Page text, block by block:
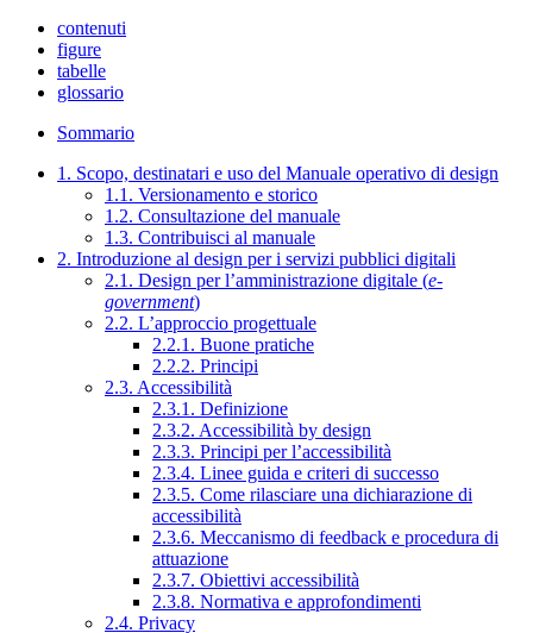
contenuti
figure
tabelle
glossario
Sommario
1. Scopo, destinatari e uso del Manuale operativo di design
1.1. Versionamento e storico
1.2. Consultazione del manuale
1.3. Contribuisci al manuale
2. Introduzione al design per i servizi pubblici digitali
2.1. Design per l’amministrazione digitale (e-
government)
2.2. L’approccio progettuale
2.2.1. Buone pratiche
2.2.2. Principi
2.3. Accessibilità
2.3.1. Definizione
2.3.2. Accessibilità by design
2.3.3. Principi per l’accessibilità
2.3.4. Linee guida e criteri di successo
2.3.5. Come rilasciare una dichiarazione di
accessibilità
2.3.6. Meccanismo di feedback e procedura di
attuazione
2.3.7. Obiettivi accessibilità
2.3.8. Normativa e approfondimenti
2.4. Privacy